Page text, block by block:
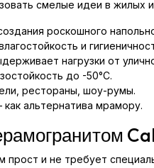
смелые идеи в жилых
роскошного
и
нагрузки от
до -50°C.
рестораны, шоу-румы.
альтернатива мрамору.
прост и не требует